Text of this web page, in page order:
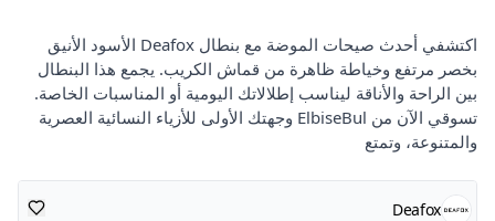
اكتشفي أحدث صيحات الموضة مع بنطال Deafox الأسود الأنيق
بخصر مرتفع وخياطة ظاهرة من قماش الكريب. يجمع هذا البنطال
بين الراحة والأناقة ليناسب إطلالاتك اليومية أو المناسبات الخاصة.
تسوقي الآن من ElbiseBul وجهتك الأولى للأزياء النسائية العصرية
والمتنوعة، وتمتع
Deafox